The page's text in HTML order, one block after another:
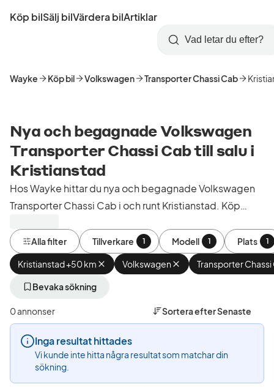
till
Startsida
Köp bilSälj bilVärdera bilArtiklar
Skapa
konto
Logga
in
Sök
Wayke Köp bil Volkswagen Transporter Chassi Cab
Nya och begagnade Volkswagen
Transporter Chassi Cab till salu i
Kristianstad
Hos Wayke hittar du nya och begagnade Volkswagen
Transporter Chassi Cab i och runt Kristianstad. Köp
Sverige.Alla filter Tillverkare 1 Modell 1 Plats 1
Kristianstad +50 km Ta
bort
(Plats)
Volkswagen Ta
bort
Volkswagen
Transporter Chassi
Bevaka sökning
0 annonser Sortera efterSenaste
Inga resultat hittades
Vi kunde inte hitta några resultat som matchar din
sökning.